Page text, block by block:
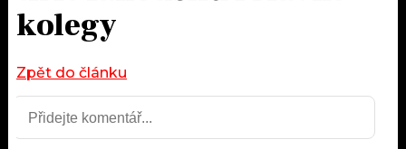
HUDBA
ROZHOVORY
#NEBUDUDOMA
JAK NALADIT
RÁDIO
APLIKACE
SOUTĚŽE
kolegy
Zpět do článku